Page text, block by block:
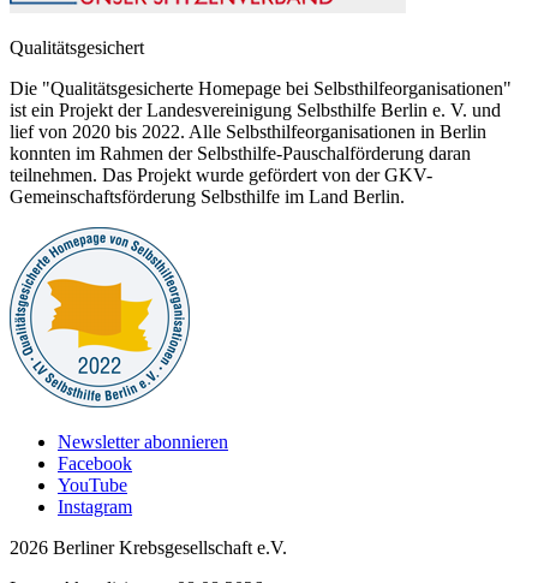
Qualitätsgesichert
Die "Qualitätsgesicherte Homepage bei Selbsthilfeorganisationen"
ist ein Projekt der Landesvereinigung Selbsthilfe Berlin e. V. und
lief von 2020 bis 2022. Alle Selbsthilfeorganisationen in Berlin
konnten im Rahmen der Selbsthilfe-Pauschalförderung daran
teilnehmen. Das Projekt wurde gefördert von der GKV-
Gemeinschaftsförderung Selbsthilfe im Land Berlin.
Newsletter abonnieren
Facebook
YouTube
Instagram
2026 Berliner Krebsgesellschaft e.V.